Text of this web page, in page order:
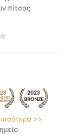
πίτσας
>>